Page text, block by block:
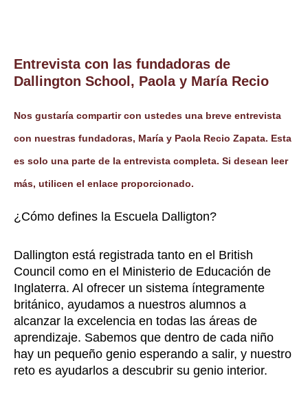
Entrevista con las fundadoras de
Dallington School, Paola y María Recio
Nos gustaría compartir con ustedes una breve entrevista
con nuestras fundadoras, María y Paola Recio Zapata. Esta
es solo una parte de la entrevista completa. Si desean leer
más, utilicen el enlace proporcionado.
¿Cómo defines la Escuela Dalligton?
Dallington está registrada tanto en el British
Council como en el Ministerio de Educación de
Inglaterra. Al ofrecer un sistema íntegramente
británico, ayudamos a nuestros alumnos a
alcanzar la excelencia en todas las áreas de
aprendizaje. Sabemos que dentro de cada niño
hay un pequeño genio esperando a salir, y nuestro
reto es ayudarlos a descubrir su genio interior.